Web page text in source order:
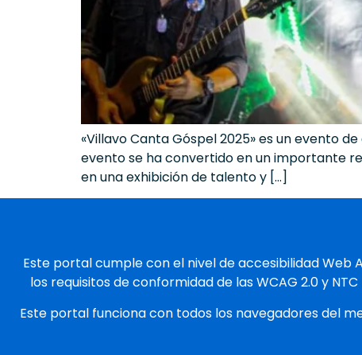
«Villavo Canta Góspel 2025» es un evento
evento se ha convertido en un importante
en una exhibición de talento y […]
Este portal cumple con el nivel de accesibilidad Web
los requisitos de conformidad de las WCAG 2.0 y NTC
Este portal funciona con todos los navegadores del